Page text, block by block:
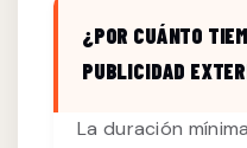
¿POR CUÁNTO
PUBLICIDAD
La duración